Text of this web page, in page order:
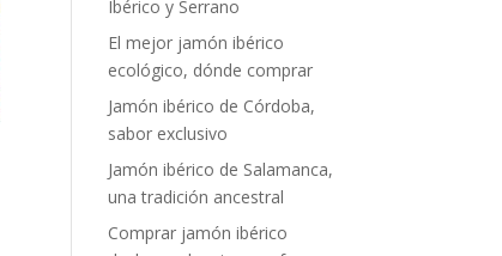
Ibérico y Serrano
El mejor jamón ibérico
ecológico, dónde comprar
Jamón ibérico de Córdoba,
sabor exclusivo
Jamón ibérico de Salamanca,
una tradición ancestral
Comprar jamón ibérico